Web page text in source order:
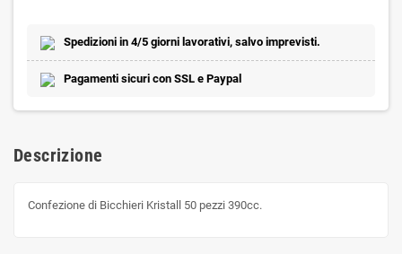
Spedizioni in 4/5 giorni lavorativi, salvo imprevisti.
Pagamenti sicuri con SSL e Paypal
Descrizione
Confezione di Bicchieri Kristall 50 pezzi 390cc.